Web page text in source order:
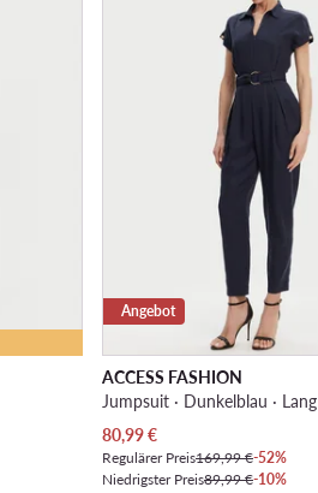
Angebot
ACCESS FASHION
Jumpsuit · Dunkelblau · Lang
Aktueller Preis
80,99€
Regulärer Preis169,99 €-52%
Niedrigster Preis89,99 €-10%